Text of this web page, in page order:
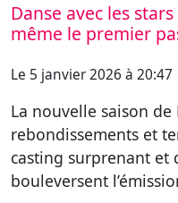
Danse avec les
même le premier
Le 5 janvier 2026 à 20:47
La nouvelle saison
rebondissements et
casting surprenant et
bouleversent